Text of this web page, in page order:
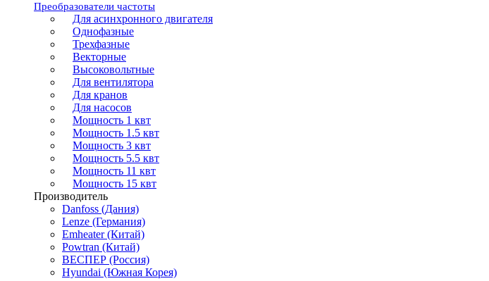
Преобразователи частоты
Для асинхронного двигателя
Однофазные
Трехфазные
Векторные
Высоковольтные
Для вентилятора
Для кранов
Для насосов
Мощность 1 квт
Мощность 1.5 квт
Мощность 3 квт
Мощность 5.5 квт
Мощность 11 квт
Мощность 15 квт
Производитель
Danfoss (Дания)
Lenze (Германия)
Emheater (Китай)
Powtran (Китай)
ВЕСПЕР (Россия)
Hyundai (Южная Корея)